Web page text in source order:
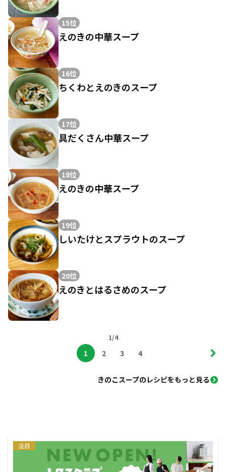
15位
えのきの中華スープ
16位
ちくわとえのきのスープ
17位
具だくさん中華スープ
18位
えのきの中華スープ
19位
しいたけとスプラウトのスープ
20位
えのきとはるさめのスープ
1/4
1 2 3 4
きのこスープのレシピをもっと見る
注目